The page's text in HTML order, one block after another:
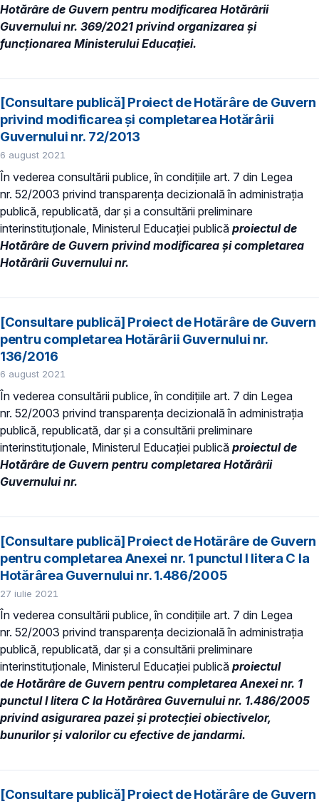
Hotărâre de Guvern pentru modificarea Hotărârii
Guvernului nr. 369/2021 privind organizarea şi
funcţionarea Ministerului Educaţiei.
[Consultare publică] Proiect de Hotărâre de Guvern
privind modificarea și completarea Hotărârii
Guvernului nr. 72/2013
6 august 2021
În vederea consultării publice, în condiţiile art. 7 din Legea
nr. 52/2003 privind transparenţa decizională în administraţia
publică, republicată, dar și a consultării preliminare
interinstituționale, Ministerul Educaţiei publică proiectul de
Hotărâre de Guvern privind modificarea și completarea
Hotărârii Guvernului nr.
[Consultare publică] Proiect de Hotărâre de Guvern
pentru completarea Hotărârii Guvernului nr.
136/2016
6 august 2021
În vederea consultării publice, în condiţiile art. 7 din Legea
nr. 52/2003 privind transparenţa decizională în administraţia
publică, republicată, dar și a consultării preliminare
interinstituționale, Ministerul Educaţiei publică proiectul de
Hotărâre de Guvern pentru completarea Hotărârii
Guvernului nr.
[Consultare publică] Proiect de Hotărâre de Guvern
pentru completarea Anexei nr. 1 punctul I litera C la
Hotărârea Guvernului nr. 1.486/2005
27 iulie 2021
În vederea consultării publice, în condiţiile art. 7 din Legea
nr. 52/2003 privind transparenţa decizională în administraţia
publică, republicată, dar și a consultării preliminare
interinstituționale, Ministerul Educaţiei publică proiectul
de Hotărâre de Guvern pentru completarea Anexei nr. 1
punctul I litera C la Hotărârea Guvernului nr. 1.486/2005
privind asigurarea pazei şi protecţiei obiectivelor,
bunurilor şi valorilor cu efective de jandarmi.
[Consultare publică] Proiect de Hotărâre de Guvern